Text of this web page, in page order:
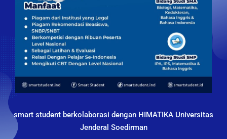
smart student berkolaborasi dengan HIMATIKA Universitas
Jenderal Soedirman